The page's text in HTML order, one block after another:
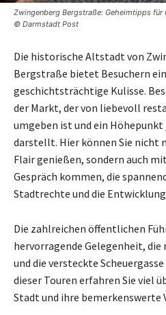
Zwingenberg Bergstraße: Geheimtipps
© Darmstadt Post
Die historische Altstadt von
Bergstraße bietet Besuchern
geschichtsträchtige Kulisse.
der Markt, der von liebevoll
umgeben ist und ein
darstellt. Hier können Sie nicht
Flair genießen, sondern auch
Gespräch kommen, die
Stadtrechte und die
Die zahlreichen öffentlichen
hervorragende Gelegenheit,
und die versteckte
dieser Touren erfahren Sie viel
Stadt und ihre bemerkenswerte